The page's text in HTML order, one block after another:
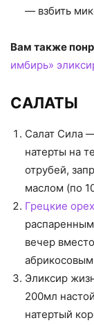
— взбить
Вам также
имбирь»
САЛАТЫ
Салат Сила
натерты на
отрубей,
маслом (по
Грецкие
вечер
Эликсир
200мл
натертый